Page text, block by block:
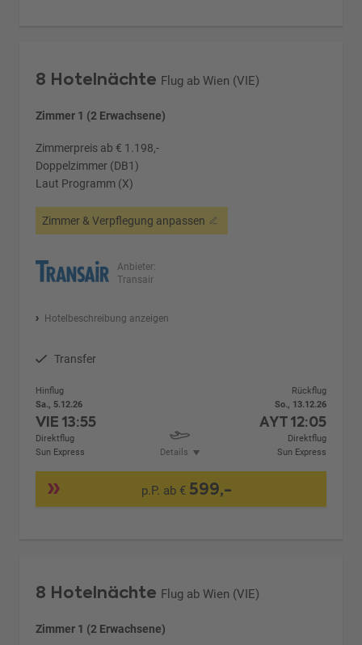
8 Hotelnächte Flug ab Wien (VIE)
Zimmer 1 (2 Erwachsene)
Zimmerpreis ab € 1.198,-
Doppelzimmer (DB1)
Laut Programm (X)
Zimmer & Verpflegung anpassen
Anbieter:
Transair
Hotelbeschreibung anzeigen
Transfer
Hinflug
Sa., 5.12.26
VIE13:55
Direktflug
Sun Express
Details
Rückflug
So., 13.12.26
AYT12:05
Direktflug
Sun Express
p.P. ab € 599,-
8 Hotelnächte Flug ab Wien (VIE)
Zimmer 1 (2 Erwachsene)